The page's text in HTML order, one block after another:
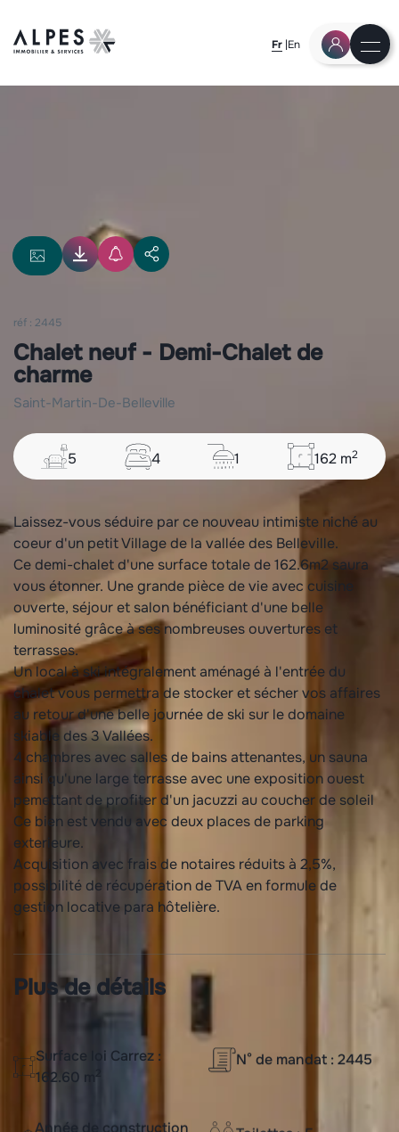
Fr En
réf : 2445
Chalet neuf - Demi-Chalet de
charme
saint-martin-de-belleville
5 4 1 162 m2
Laissez-vous séduire par ce nouveau intimiste niché au
coeur d'un petit Village de la vallée des Belleville.
Ce demi-chalet d'une surface totale de 162.6m2 saura
vous étonner. Une grande pièce de vie avec cuisine
ouverte, séjour et salon bénéficiant d'une belle
luminosité grâce à ses nombreuses ouvertures et
terrasses.
Un local à ski intégralement aménagé à l'entrée du
chalet vous permettra de stocker et sécher vos affaires
au retour d'une belle journée de ski sur le domaine
skiable des 3 Vallées.
4 chambres avec salles de bains attenantes, un sauna
ainsi qu'une large terrasse avec une exposition ouest
pemettant de profiter d'un jacuzzi au coucher de soleil
Ce bien est vendu avec deux places de parking
exterieure.
Acquisition avec frais de notaires réduits à 2,5%,
possibilité de récupération de TVA en formule de
gestion locative para hôtelière.
Plus de détails
Surface loi Carrez :
162.60 m
N° de mandat : 2445
Année de construction